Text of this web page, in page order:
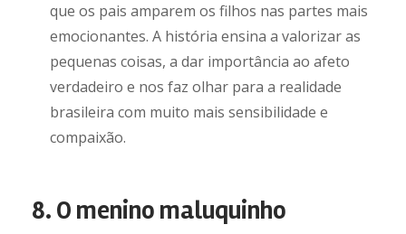
que os pais amparem os filhos nas partes mais
emocionantes. A história ensina a valorizar as
pequenas coisas, a dar importância ao afeto
verdadeiro e nos faz olhar para a realidade
brasileira com muito mais sensibilidade e
compaixão.
8. O menino maluquinho